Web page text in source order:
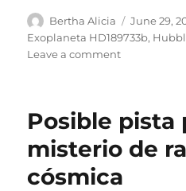
Author
Bertha Alicia
Posted
on
June 29,
Exoplaneta HD189733b,
Leave a commenton
atmósfera
de
exoplaneta
Posible pista
misterio de
cósmica